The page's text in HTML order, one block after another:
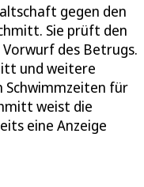
gegen den
Sie prüft den
des Betrugs.
und weitere
Schwimmzeiten für
weist die
eine Anzeige